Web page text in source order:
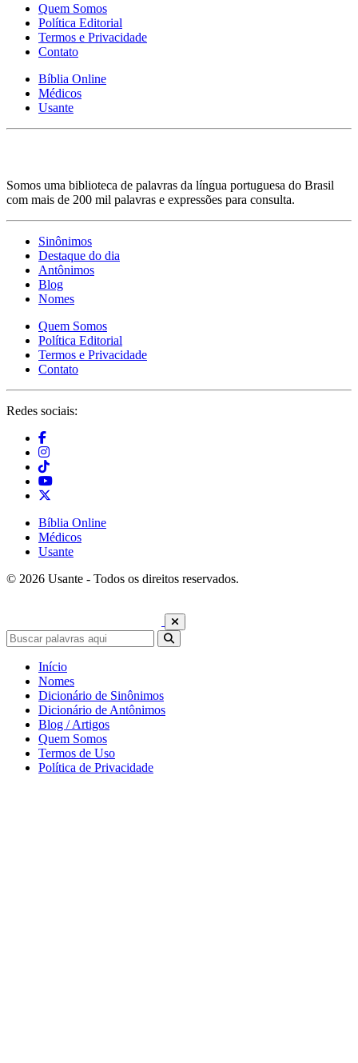
Quem Somos
Política Editorial
Termos e Privacidade
Contato
Bíblia Online
Médicos
Usante
Somos uma biblioteca de palavras da língua portuguesa do Brasil
com mais de 200 mil palavras e expressões para consulta.
Sinônimos
Destaque do dia
Antônimos
Blog
Nomes
Quem Somos
Política Editorial
Termos e Privacidade
Contato
Redes sociais:
Bíblia Online
Médicos
Usante
© 2026 Usante - Todos os direitos reservados.
Início
Nomes
Dicionário de Sinônimos
Dicionário de Antônimos
Blog / Artigos
Quem Somos
Termos de Uso
Política de Privacidade